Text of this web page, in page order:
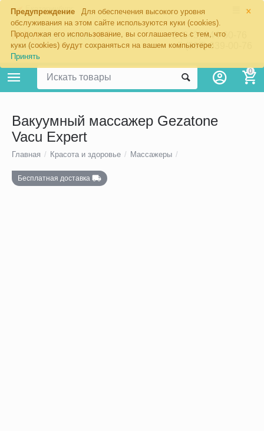
×
Предупреждение
Для обеспечения высокого уровня
обслуживания на этом сайте используются куки (cookies).
Продолжая его использование, вы соглашаетесь с тем, что
куки (cookies) будут сохраняться на вашем компьютере:
Принять
Екатеринбург
8 (343) 344-60-76
+7 (967) 639-00-76
0
Вакуумный массажер Gezatone
Vacu Expert
Главная / Красота и здоровье / Массажеры /
Бесплатная доставка